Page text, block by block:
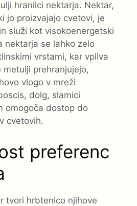
hranilci nektarja. Nektar,
jo proizvajajo cvetovi, je
služi kot visokoenergetski
nektarja se lahko zelo
vrstami, kar vpliva
metulji prehranjujejo,
vlogo v mreži
dolg, slamici
omogoča dostop do
cvetovih.
preferenc
tvori hrbtenico njihove